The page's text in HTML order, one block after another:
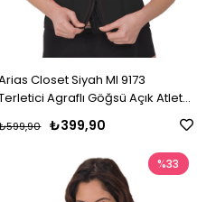
Closet Siyah MI 9173
Agraflı Göğsü Açık Atlet
₺399,90
%33